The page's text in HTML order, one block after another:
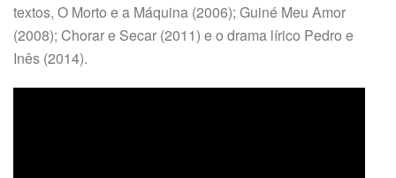
textos, O Morto e a Máquina (2006); Guiné Meu Amor
(2008); Chorar e Secar (2011) e o drama lírico Pedro e
Inês (2014).